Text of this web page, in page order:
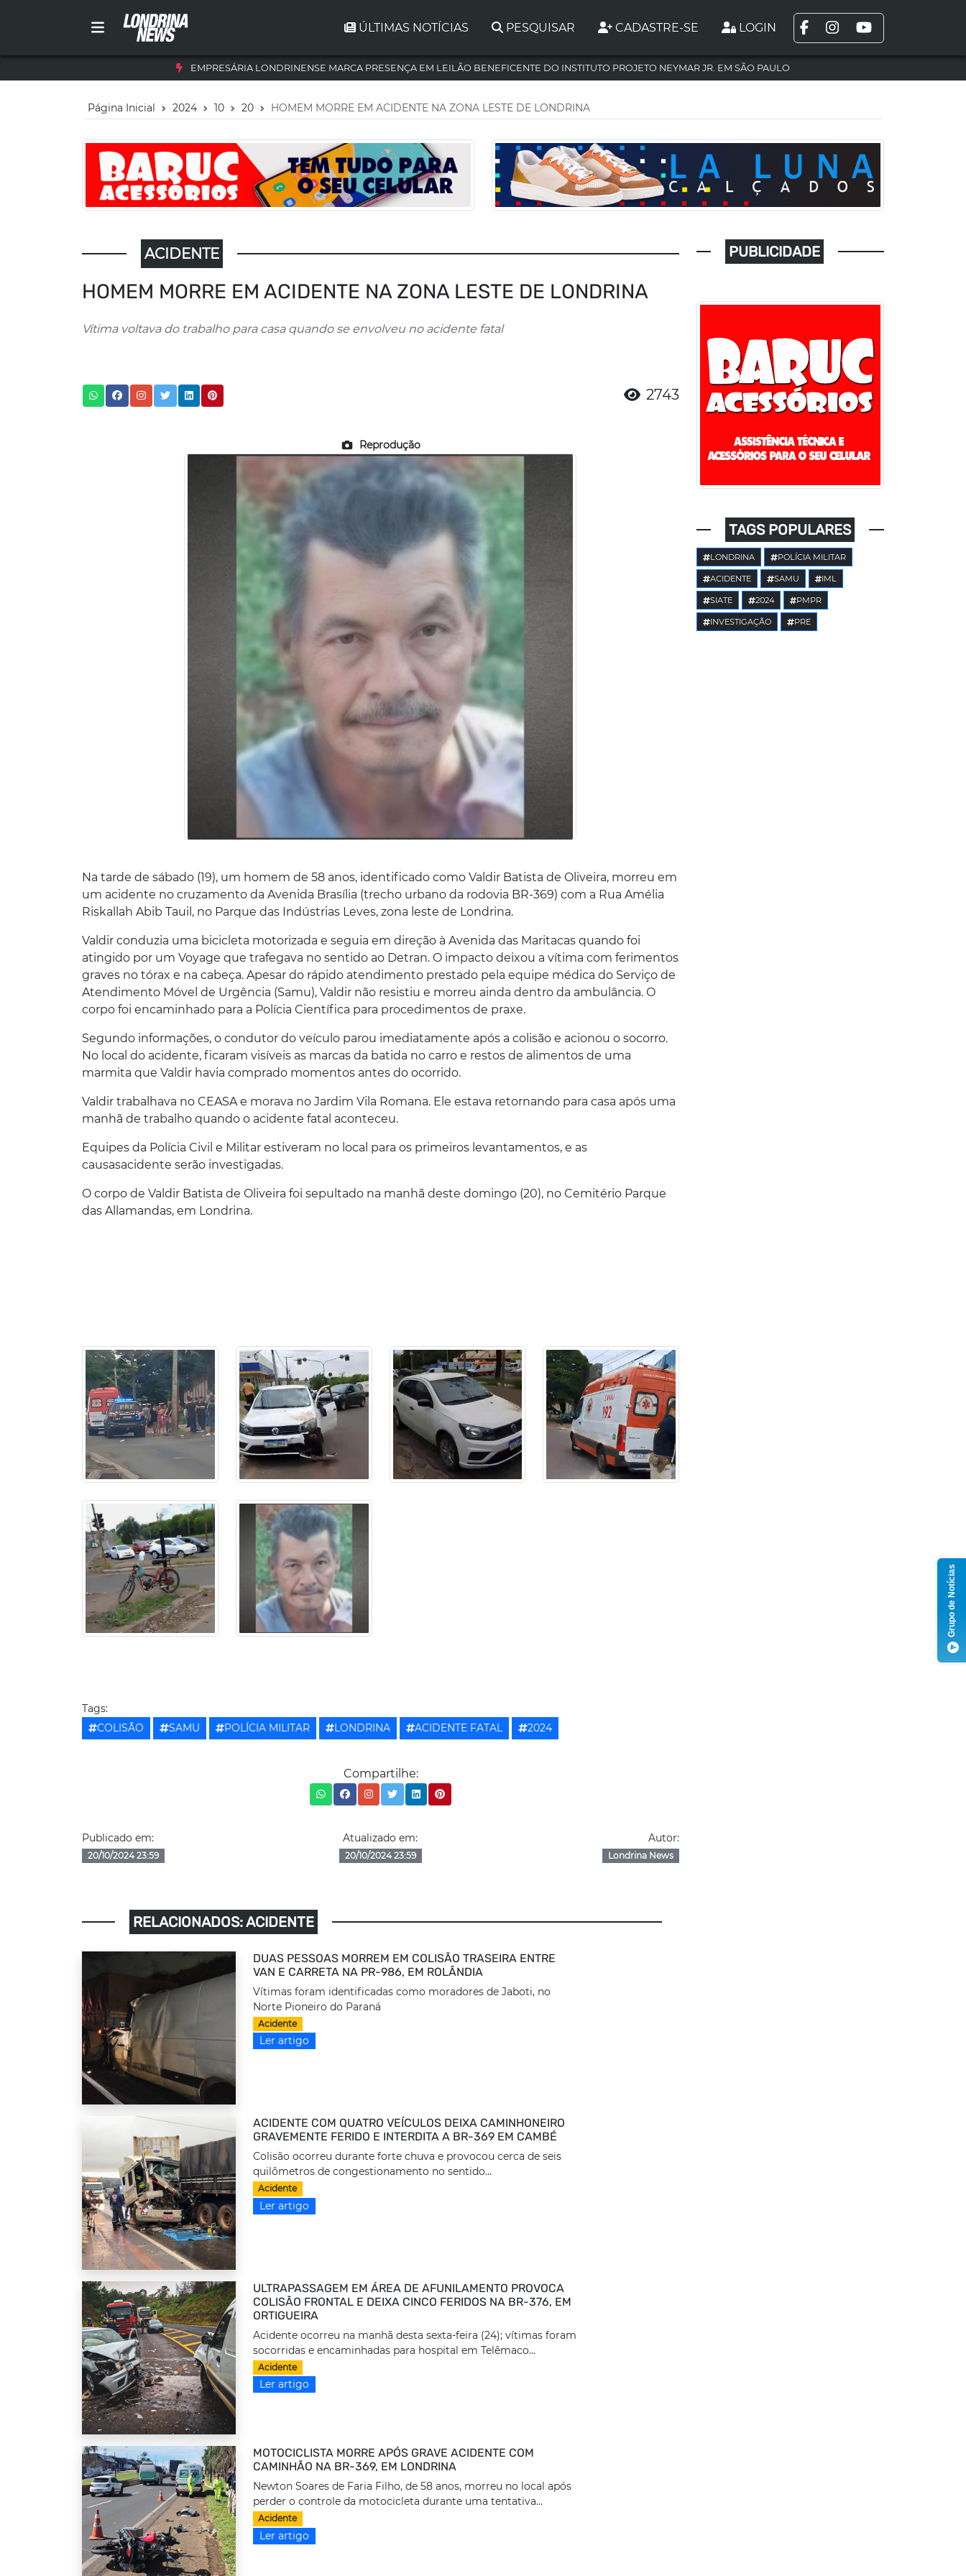
ÚLTIMAS NOTÍCIAS PESQUISAR CADASTRE-SE LOGIN
EMPRESÁRIA LONDRINENSE MARCA PRESENÇA EM LEILÃO BENEFICENTE DO INSTITUTO PROJETO NEYMAR JR. EM SÃO PAULO
Página Inicial 2024 10 20 HOMEM MORRE EM ACIDENTE NA ZONA LESTE DE LONDRINA
ACIDENTE
HOMEM MORRE EM ACIDENTE NA ZONA LESTE DE LONDRINA
Vítima voltava do trabalho para casa quando se envolveu no acidente fatal
2743
Reprodução
Na tarde de sábado (19), um homem de 58 anos, identificado como Valdir Batista de Oliveira, morreu em
um acidente no cruzamento da Avenida Brasília (trecho urbano da rodovia BR-369) com a Rua Amélia
Riskallah Abib Tauil, no Parque das Indústrias Leves, zona leste de Londrina.
Valdir conduzia uma bicicleta motorizada e seguia em direção à Avenida das Maritacas quando foi
atingido por um Voyage que trafegava no sentido ao Detran. O impacto deixou a vítima com ferimentos
graves no tórax e na cabeça. Apesar do rápido atendimento prestado pela equipe médica do Serviço de
Atendimento Móvel de Urgência (Samu), Valdir não resistiu e morreu ainda dentro da ambulância. O
corpo foi encaminhado para a Polícia Científica para procedimentos de praxe.
Segundo informações, o condutor do veículo parou imediatamente após a colisão e acionou o socorro.
No local do acidente, ficaram visíveis as marcas da batida no carro e restos de alimentos de uma
marmita que Valdir havia comprado momentos antes do ocorrido.
Valdir trabalhava no CEASA e morava no Jardim Vila Romana. Ele estava retornando para casa após uma
manhã de trabalho quando o acidente fatal aconteceu.
Equipes da Polícia Civil e Militar estiveram no local para os primeiros levantamentos, e as
causasacidente serão investigadas.
O corpo de Valdir Batista de Oliveira foi sepultado na manhã deste domingo (20), no Cemitério Parque
das Allamandas, em Londrina.
Tags:
COLISÃO
SAMU POLÍCIA MILITAR LONDRINA ACIDENTE FATAL 2024
Compartilhe:
Publicado em:
20/10/2024 23:59
Atualizado em:
20/10/2024 23:59
Autor:
Londrina News
RELACIONADOS: ACIDENTE
DUAS PESSOAS MORREM EM COLISÃO TRASEIRA ENTRE
VAN E CARRETA NA PR-986, EM ROLÂNDIA
Vítimas foram identificadas como moradores de Jaboti, no
Norte Pioneiro do Paraná
Acidente
Ler artigo
ACIDENTE COM QUATRO VEÍCULOS DEIXA CAMINHONEIRO
GRAVEMENTE FERIDO E INTERDITA A BR-369 EM CAMBÉ
Colisão ocorreu durante forte chuva e provocou cerca de seis
quilômetros de congestionamento no sentido...
Acidente
Ler artigo
ULTRAPASSAGEM EM ÁREA DE AFUNILAMENTO PROVOCA
COLISÃO FRONTAL E DEIXA CINCO FERIDOS NA BR-376, EM
ORTIGUEIRA
Acidente ocorreu na manhã desta sexta-feira (24); vítimas foram
socorridas e encaminhadas para hospital em Telêmaco...
Acidente
Ler artigo
MOTOCICLISTA MORRE APÓS GRAVE ACIDENTE COM
CAMINHÃO NA BR-369, EM LONDRINA
Newton Soares de Faria Filho, de 58 anos, morreu no local após
perder o controle da motocicleta durante uma tentativa...
Acidente
Ler artigo
PUBLICIDADE
TAGS POPULARES
LONDRINA POLÍCIA MILITAR
ACIDENTE SAMU IML
SIATE 2024 PMPR
INVESTIGAÇÃO PRE
Grupo de Notícias